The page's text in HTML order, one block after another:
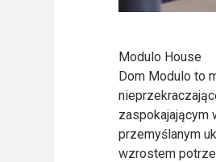
Modulo House
Dom Modulo to
zaspokajającym
przemyślanym
wzrostem